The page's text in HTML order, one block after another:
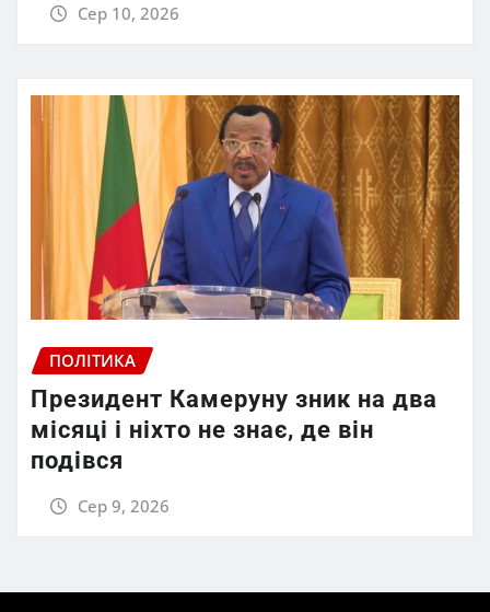
Сер 10, 2026
ПОЛІТИКА
Президент Камеруну зник на два
місяці і ніхто не знає, де він
подівся
Сер 9, 2026